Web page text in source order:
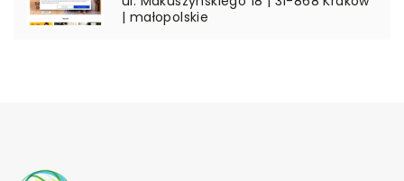
| małopolskie